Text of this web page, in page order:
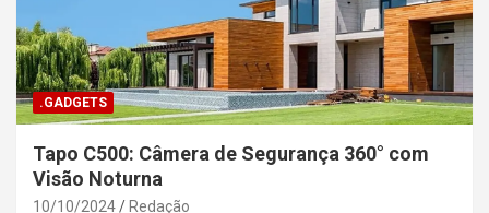
.GADGETS
Tapo C500: Câmera de Segurança 360° com
Visão Noturna
10/10/2024 Redação